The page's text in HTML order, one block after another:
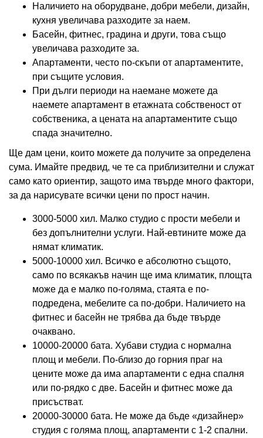
Наличието на оборудване, добри мебели, дизайн,
кухня увеличава разходите за наем.
Басейн, фитнес, градина и други, това също
увеличава разходите за.
Апартаменти, често по-скъпи от апартаментите,
при същите условия.
При дълги периоди на наемане можете да
наемете апартамент в етажната собственост от
собственика, а цената на апартаментите също
спада значително.
Ще дам цени, които можете да получите за определена
сума. Имайте предвид, че те са приблизителни и служат
само като ориентир, защото има твърде много фактори,
за да нарисувате всички цени по прост начин.
3000-5000 хил. Малко студио с прости мебели и
без допълнителни услуги. Най-евтините може да
нямат климатик.
5000-10000 хил. Всичко е абсолютно същото,
само по всякакъв начин ще има климатик, площта
може да е малко по-голяма, стаята е по-
подредена, мебелите са по-добри. Наличието на
фитнес и басейн не трябва да бъде твърде
очаквано.
10000-20000 бата. Хубави студиа с нормална
площ и мебели. По-близо до горния праг на
цените може да има апартаменти с една спалня
или по-рядко с две. Басейн и фитнес може да
присъстват.
20000-30000 бата. Не може да бъде «дизайнер»
студия с голяма площ, апартаменти с 1-2 спални.